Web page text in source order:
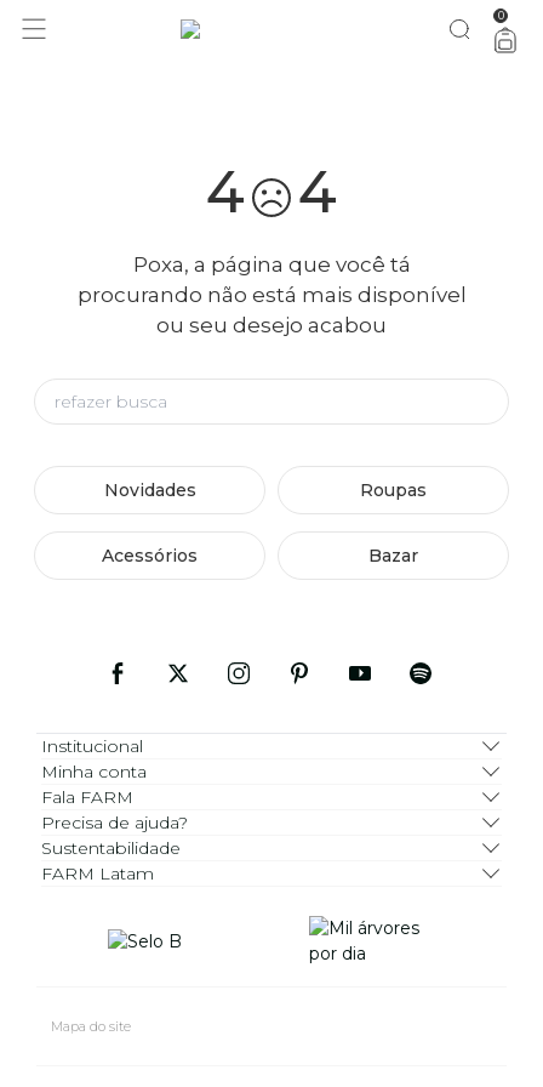
você merece 30% OFF pra comemorar com a gente aproveita! 0
4 4
Poxa, a página que você tá
procurando não está mais disponível
ou seu desejo acabou
Novidades Roupas
Acessórios Bazar
Institucional
Minha conta
Fala FARM
Precisa de ajuda?
Sustentabilidade
FARM Latam
Mapa do site